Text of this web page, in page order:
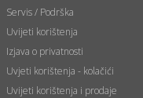
Servis / Podrška
Uvijeti korištenja
Izjava o privatnosti
Uvjeti korištenja - kolačići
Uvijeti korištenja i prodaje